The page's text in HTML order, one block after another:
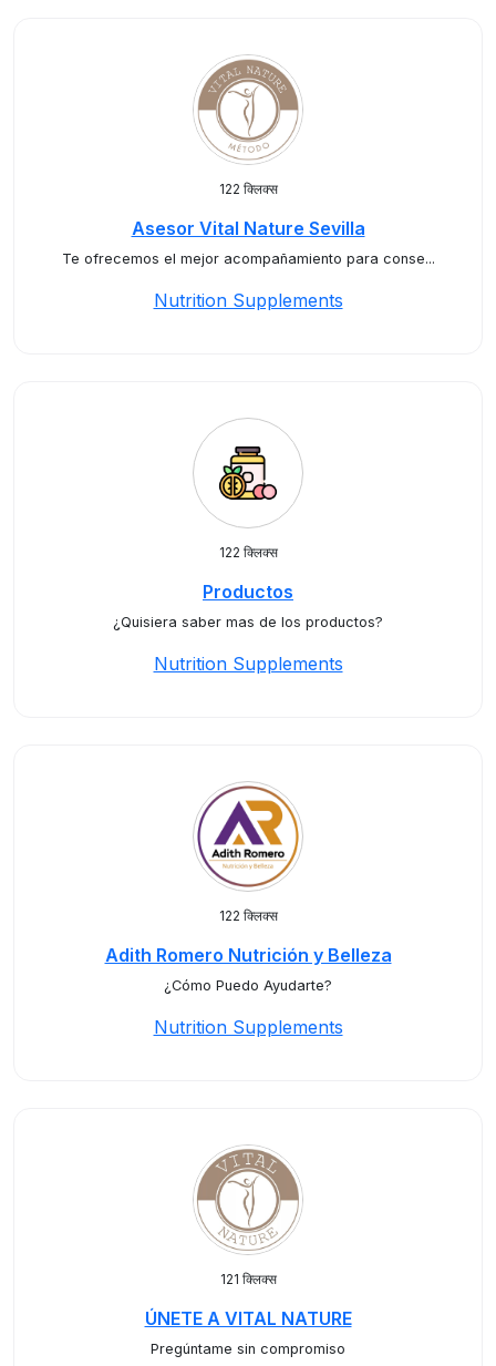
122 क्लिक्स
Asesor Vital Nature Sevilla
Te ofrecemos el mejor acompañamiento para conse...
Nutrition Supplements
122 क्लिक्स
Productos
¿Quisiera saber mas de los productos?
Nutrition Supplements
122 क्लिक्स
Adith Romero Nutrición y Belleza
¿Cómo Puedo Ayudarte?
Nutrition Supplements
121 क्लिक्स
ÚNETE A VITAL NATURE
Pregúntame sin compromiso